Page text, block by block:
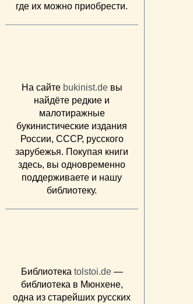
где их можно приобрести.
На сайте bukinist.deвы
найдёте редкие и
малотиражные
букинистические издания
России, СССР, русского
зарубежья. Покупая книги
здесь, вы одновременно
поддерживаете и нашу
библиотеку.
Библиотека tolstoi.de—
библиотека в Мюнхене,
одна из старейших русских